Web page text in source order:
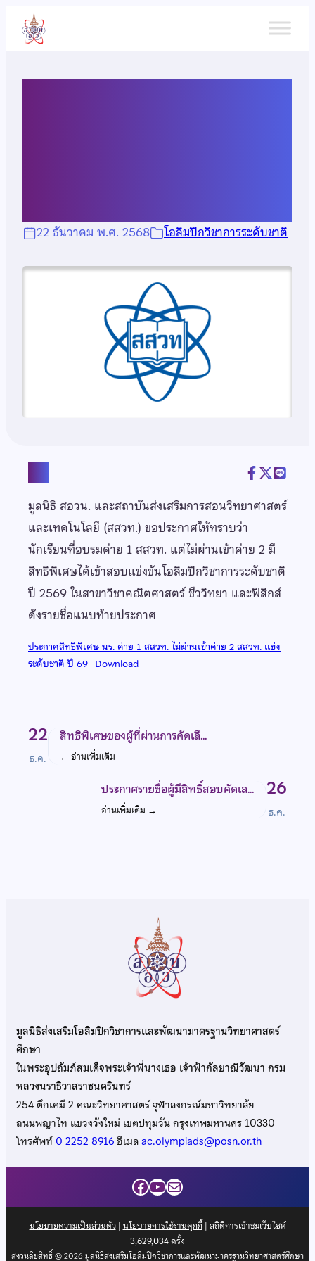
เนื้อหา
22 ธันวาคม พ.ศ. 2568 โอลิมปิกวิชาการระดับชาติ
มูลนิธิ สอวน. และสถาบันส่งเสริมการสอนวิทยาศาสตร์
และเทคโนโลยี (สสวท.) ขอประกาศให้ทราบว่า
นักเรียนที่อบรมค่าย 1 สสวท. แต่ไม่ผ่านเข้าค่าย 2 มี
สิทธิพิเศษได้เข้าสอบแข่งขันโอลิมปิกวิชาการระดับชาติ
ปี 2569 ในสาขาวิชาคณิตศาสตร์ ชีววิทยา และฟิสิกส์
ดังรายชื่อแนบท้ายประกาศ
ประกาศสิทธิพิเศษ นร. ค่าย 1 สสวท. ไม่ผ่านเข้าค่าย 2 สสวท. แข่ง
ระดับชาติ ปี 69 Download
22
ธ.ค.
สิทธิพิเศษของผู้ที่ผ่านการคัดเลื…
← อ่านเพิ่มเติม
26
ธ.ค.
ประกาศรายชื่อผู้มีสิทธิ์สอบคัดเล…
อ่านเพิ่มเติม →
มูลนิธิส่งเสริมโอลิมปิกวิชาการและพัฒนามาตรฐานวิทยาศาสตร์
ศึกษา
ในพระอุปถัมภ์สมเด็จพระเจ้าพี่นางเธอ เจ้าฟ้ากัลยาณิวัฒนา กรม
หลวงนราธิวาสราชนครินทร์
254 ตึกเคมี 2 คณะวิทยาศาสตร์ จุฬาลงกรณ์มหาวิทยาลัย
ถนนพญาไท แขวงวังใหม่ เขตปทุมวัน กรุงเทพมหานคร 10330
โทรศัพท์0 2252 8916อีเมลac.olympiads@posn.or.th
Facebook
YouTube
Mail
นโยบายความเป็นส่วนตัว|นโยบายการใช้งานคุกกี้| สถิติการเข้าชมเว็บไซต์
3,629,034ครั้ง
สงวนลิขสิทธิ์ © 2026 มูลนิธิส่งเสริมโอลิมปิกวิชาการและพัฒนามาตรฐานวิทยาศาสตร์ศึกษา